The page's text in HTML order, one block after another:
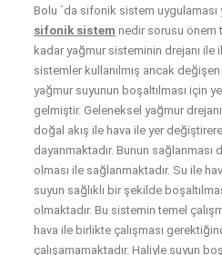
Bolu `da sifonik sistem uygulaması
sifonik sistem nedir sorusu önem
kadar yağmur sisteminin drejanı ile
sistemler kullanılmış ancak
yağmur suyunun boşaltılması için
gelmiştir. Geleneksel yağmur
doğal akış ile hava ile yer
dayanmaktadır. Bunun sağlanması
olması ile sağlanmaktadır. Su ile
suyun sağlıklı bir şekilde
olmaktadır. Bu sistemin temel
hava ile birlikte çalışması
çalışamamaktadır. Haliyle suyun